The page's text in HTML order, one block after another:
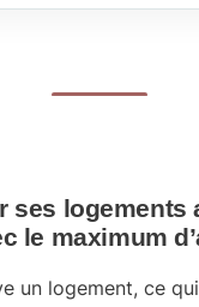
ses logements
le maximum
un logement, ce